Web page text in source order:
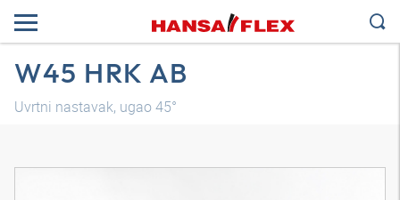
W45 HRK AB
Uvrtni nastavak, ugao 45°